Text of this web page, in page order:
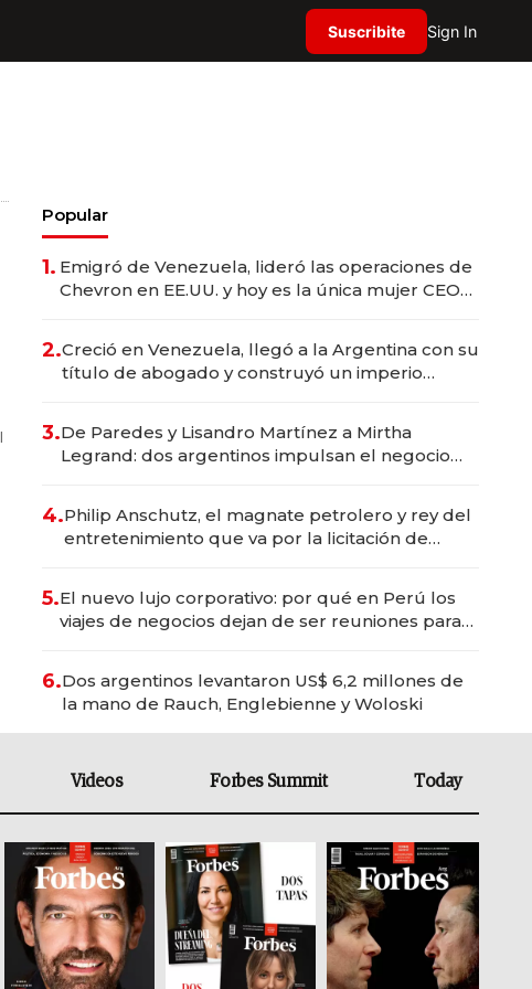
Suscribite Sign In
Popular
1. Emigró de Venezuela, lideró las operaciones de
Chevron en EE.UU. y hoy es la única mujer CEO
2.Creció en Venezuela, llegó a la Argentina con su
título de abogado y construyó un imperio
3.De Paredes y Lisandro Martínez a Mirtha
Legrand: dos argentinos impulsan el negocio
4.Philip Anschutz, el magnate petrolero y rey del
entretenimiento que va por la licitación de
5.El nuevo lujo corporativo: por qué en Perú los
viajes de negocios dejan de ser reuniones para
6.Dos argentinos levantaron US$ 6,2 millones de
la mano de Rauch, Englebienne y Woloski
Videos Forbes Summit Today